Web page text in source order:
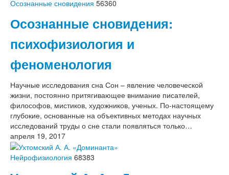
Осознанные сновидения 56360
Осознанные сновидения:
психофизиология и
феноменология
Научные исследования сна Сон – явление человеческой
жизни, постоянно притягивающее внимание писателей,
философов, мистиков, художников, ученых. По-настоящему
глубокие, основанные на объективных методах научных
исследований труды о сне стали появляться только…
апреля 19, 2017
Нейрофизиология 68383